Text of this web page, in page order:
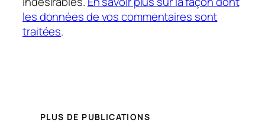
les données de vos commentaires sont
traitées.
PLUS DE PUBLICATIONS